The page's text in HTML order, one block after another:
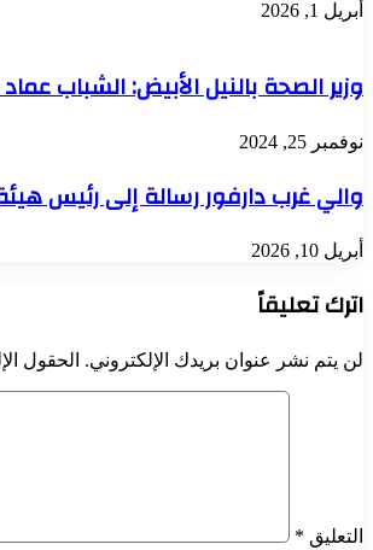
أبريل 1, 2026
وزير الصحة بالنيل الأبيض: الشباب عماد
نوفمبر 25, 2024
والي غرب دارفور رسالة إلى رئيس
أبريل 10, 2026
اترك تعليقاً
لن يتم نشر عنوان بريدك الإلكتروني. الحقول
التعليق *